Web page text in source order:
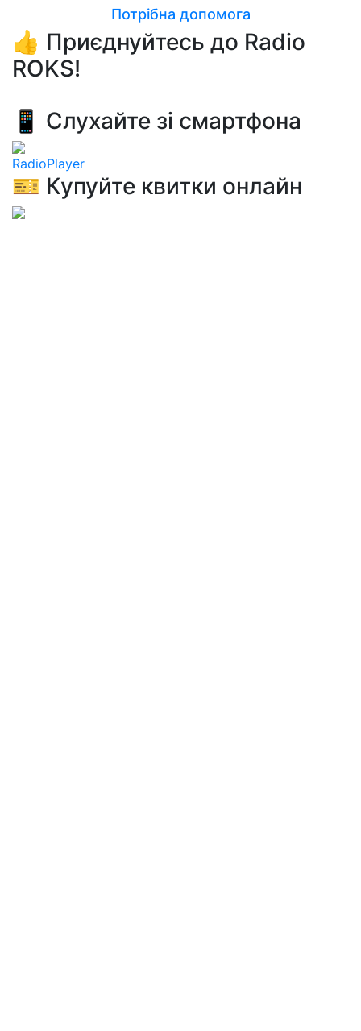
Потрібна допомога
👍 Приєднуйтесь до Radio
ROKS!
📱 Слухайте зі смартфона
RadioPlayer
🎫 Купуйте квитки онлайн